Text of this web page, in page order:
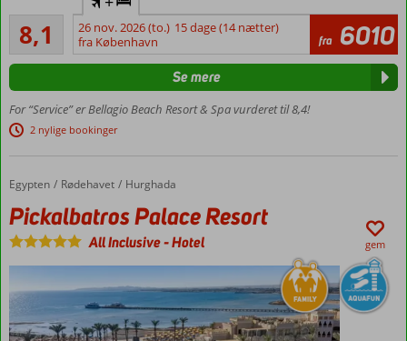
familiehotel
Vandrutsjebaner
Flere a la
restauranter
Privat
strand
swimup-
værelser
Værelser
med
plads til
8,1
Meget godt
156
anmeldelser
26 nov. 2026 (to.) 15 dage (14 nætter)
fra København
fra 6010
For “Service” er Bellagio Beach Resort & Spa vurderet til 8,4!
2 nylige bookinger
Se mere
Forside
Egypten Rødehavet Hurghada
Pickalbatros Palace Resort
Pickalbatros Palace Resort
All Inclusive-Hotel gem